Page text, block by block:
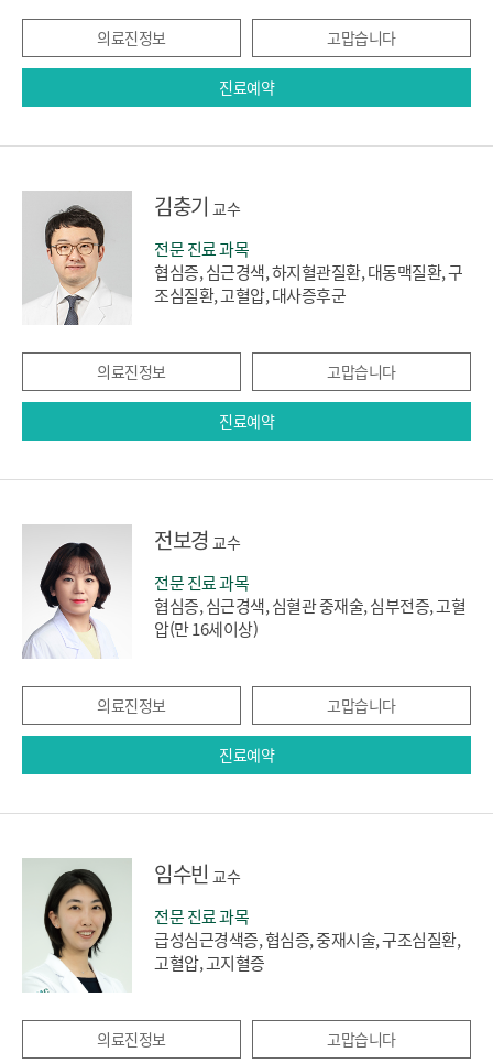
의료진정보 고맙습니다
진료예약
김충기 교수
전문 진료 과목
협심증, 심근경색, 하지혈관질환, 대동맥질환, 구
조심질환, 고혈압, 대사증후군
의료진정보 고맙습니다
진료예약
전보경 교수
전문 진료 과목
협심증, 심근경색, 심혈관 중재술, 심부전증, 고혈
압(만 16세이상)
의료진정보 고맙습니다
진료예약
임수빈 교수
전문 진료 과목
급성심근경색증, 협심증, 중재시술, 구조심질환,
고혈압, 고지혈증
의료진정보 고맙습니다